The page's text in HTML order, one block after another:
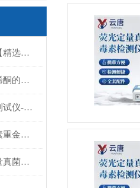
玉米赤霉烯酮定量分析仪【精选仪器】云唐真菌毒素检测仪
测试玉米呕吐毒素和赤霉烯酮的便携式测试仪选择云唐升级真菌毒素检测仪
便携式小麦玉米呕吐毒素测试仪-真菌毒素检测仪【云唐智能新款推荐】
【智能新款】粮食真菌毒素重金属快速检测仪@粮食真菌毒素检测仪
小麦玉米大米谷物荧光定量真菌毒素检测仪.云唐仪器推荐